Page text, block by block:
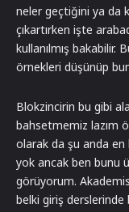
neler geçtiğini ya da
çıkartırken işte
kullanılmış bakabilir.
örnekleri düşünüp
Blokzincirin bu gibi
bahsetmemiz lazım
olarak da şu anda
yok ancak ben bunu
görüyorum.
belki giriş